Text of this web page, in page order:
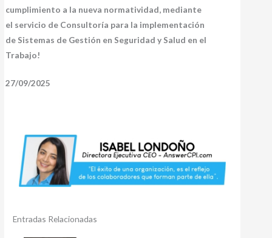
cumplimiento a la nueva normatividad, mediante
el servicio de Consultoría para la implementación
de Sistemas de Gestión en Seguridad y Salud en el
Trabajo!
27/09/2025
Entradas Relacionadas